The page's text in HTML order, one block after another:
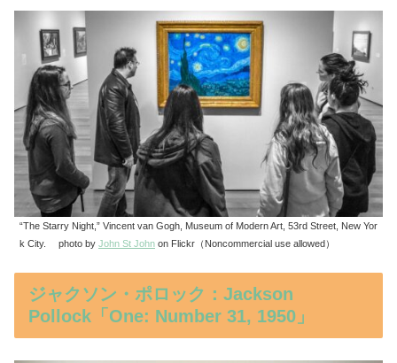
“The Starry Night,” Vincent van Gogh, Museum of Modern Art, 53rd Street, New Yor
k City. photo by John St John on Flickr（Noncommercial use allowed）
ジャクソン・ポロック：Jackson
Pollock「One: Number 31, 1950」